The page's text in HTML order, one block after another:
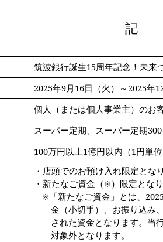
記
筑波銀行誕生15周年記念！未来
2025年9月16日（火）～2025年
個人（または個人事業主）のお
スーパー定期、スーパー定期300
100万円以上1億円以内（1円単
・店頭でのお預け入れ限定とな
・新たなご資金（※）限定とな
※「新たなご資金」とは、
金（小切手）、お振り込み
された資金となります。当
対象外となります。